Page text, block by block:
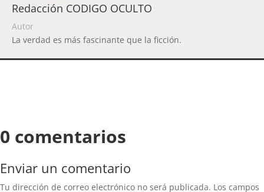
Redacción CODIGO OCULTO
Autor
La verdad es más fascinante que la ficción.
0 comentarios
Enviar un comentario
Tu dirección de correo electrónico no será publicada. Los campos